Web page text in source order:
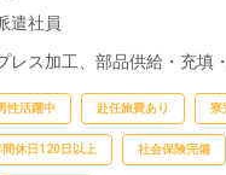
20:30～05:50
遣社員
レス加工、 部品供給・充填
性活躍中 赴任旅費あり 寮
間休日120日以上 社会保険完備